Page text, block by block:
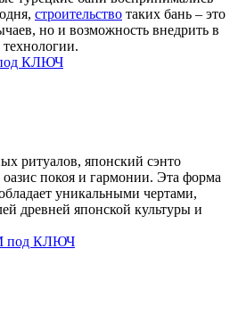
строительство таких бань – это
но и возможность внедрить в
ритуалов, японский сэнто
оазис покоя и гармонии. Эта форма
уникальными чертами,
древней японской культуры и